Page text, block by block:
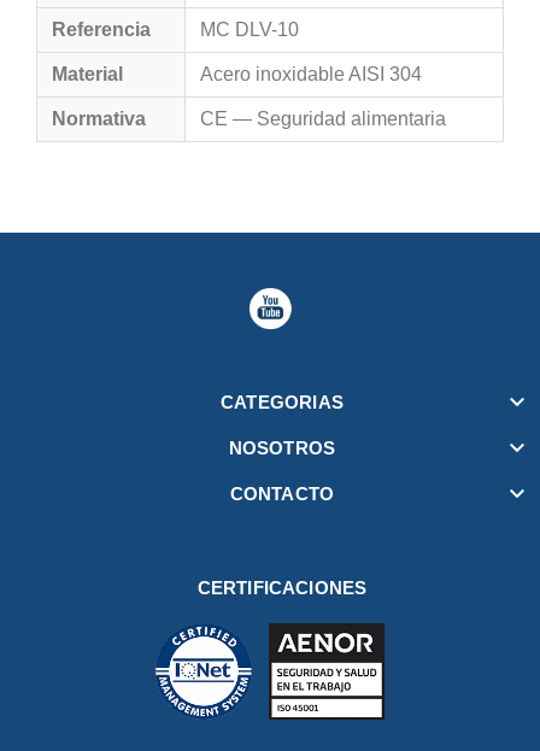
Referencia MC DLV-10
Material Acero inoxidable AISI 304
Normativa CE — Seguridad alimentaria
CATEGORIAS 
NOSOTROS 
CONTACTO 
CERTIFICACIONES